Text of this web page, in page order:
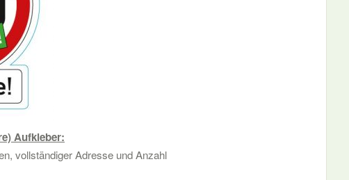
Aufkleber:
vollständiger Adresse und Anzahl